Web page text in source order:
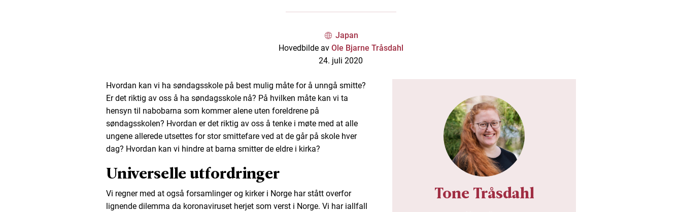
Japan
Hovedbilde av Ole Bjarne Tråsdahl
24. juli 2020
Hvordan kan vi ha søndagsskole på best mulig måte for å unngå smitte?
Er det riktig av oss å ha søndagsskole nå? På hvilken måte kan vi ta
hensyn til nabobarna som kommer alene uten foreldrene på
søndagsskolen? Hvordan er det riktig av oss å tenke i møte med at alle
ungene allerede utsettes for stor smittefare ved at de går på skole hver
dag? Hvordan kan vi hindre at barna smitter de eldre i kirka?
Universelle utfordringer
Vi regner med at også forsamlinger og kirker i Norge har stått overfor
lignende dilemma da koronaviruset herjet som verst i Norge. Vi har iallfall
Tone Tråsdahl